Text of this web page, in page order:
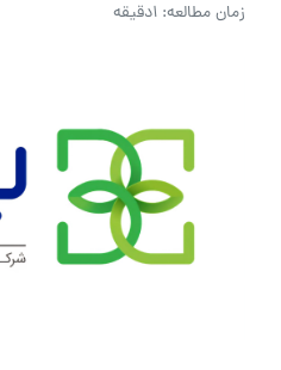
زمان مطالعه: 1دقیقه